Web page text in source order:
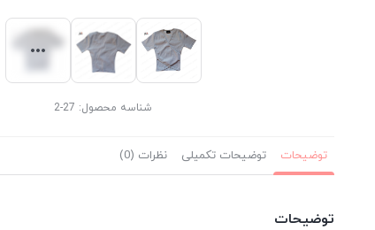
شناسه محصول: 27-2
توضیحات توضیحات تکمیلی نظرات (0)
توضیحات